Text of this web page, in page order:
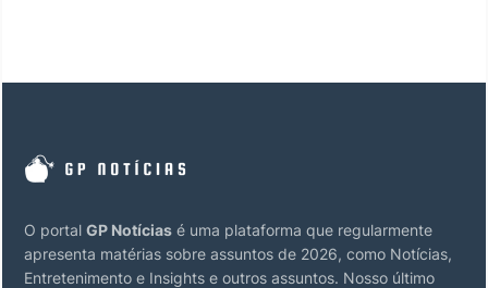
O portal GP Notícias é uma plataforma que regularmente
apresenta matérias sobre assuntos de 2026, como Notícias,
Entretenimento e Insights e outros assuntos. Nosso último